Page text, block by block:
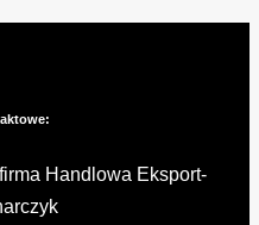
Handlowa Eksport-